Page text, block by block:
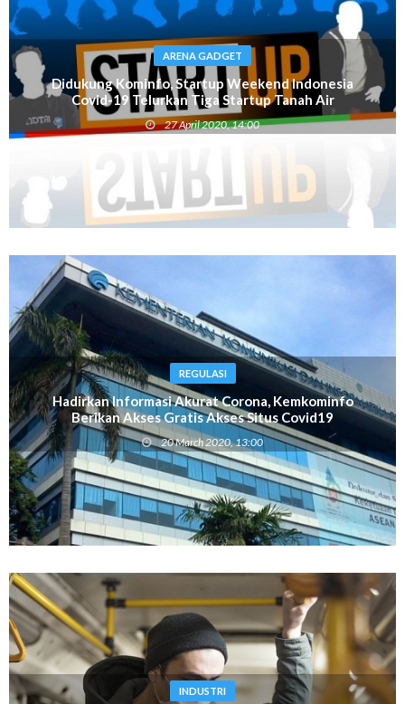
ARENA GADGET
Didukung Kominfo, Startup Weekend Indonesia
Covid-19 Telurkan Tiga Startup Tanah Air
Kompetisi Global
27 April 2020, 14:00
REGULASI
Hadirkan Informasi Akurat Corona, Kemkominfo
Berikan Akses Gratis Akses Situs Covid19
20 March 2020, 13:00
INDUSTRI